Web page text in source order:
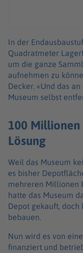
In der
Quadratmeter
um die ganze
aufnehmen zu
Decker. «Und das
Museum selbst
100
Lösung
Weil das Museum
es bisher
mehreren Millionen
hatte das Museum
Depot gekauft,
bebauen.
Nun wird es von
finanziert und